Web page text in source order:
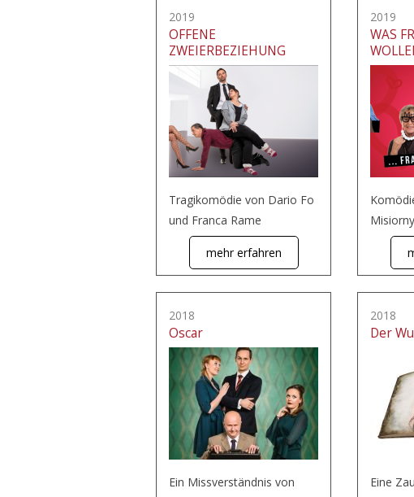
2019
OFFENE
ZWEIERBEZIEHUNG
Tragikomödie von Dario Fo
und Franca Rame
mehr erfahren
2019
WAS
2018
Oscar
Ein Missverständnis von
2018
Der
Eine